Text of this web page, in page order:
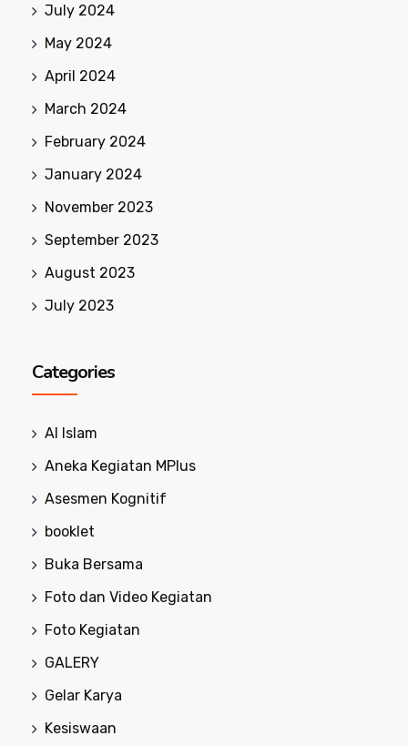
July 2024
May 2024
April 2024
March 2024
February 2024
January 2024
November 2023
September 2023
August 2023
July 2023
Categories
Al Islam
Aneka Kegiatan MPlus
Asesmen Kognitif
booklet
Buka Bersama
Foto dan Video Kegiatan
Foto Kegiatan
GALERY
Gelar Karya
Kesiswaan